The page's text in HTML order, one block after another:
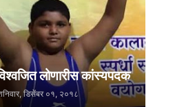
लोणारीस कांस्यपदक
डिसेंबर ०१, २०१८